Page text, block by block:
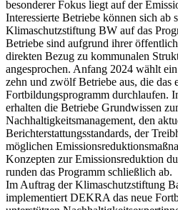
besonderer Fokus liegt auf der
Interessierte Betriebe können sich ab
Klimaschutzstiftung BW auf das
Betriebe sind aufgrund ihrer
direkten Bezug zu kommunalen
angesprochen. Anfang 2024 wählt
zehn und zwölf Betriebe aus, die das
Fortbildungsprogramm durchlaufen.
erhalten die Betriebe Grundwissen
Nachhaltigkeitsmanagement, den
Berichterstattungsstandards, der
möglichen
Konzepten zur Emissionsreduktion
runden das Programm schließlich ab.
Im Auftrag der Klimaschutzstiftung
implementiert DEKRA das neue